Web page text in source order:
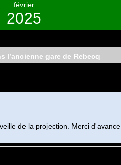
février
2025
l’ancienne gare de Rebecq
de la projection. Merci d'avance